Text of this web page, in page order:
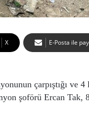
X E-Posta ile
çarpıştığı ve 4
şoförü Ercan Tak,